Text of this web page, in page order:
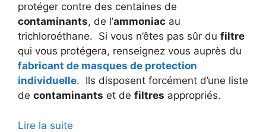
protéger contre des centaines de
contaminants, de l’ammoniac au
trichloroéthane. Si vous n’êtes pas sûr du filtre
qui vous protégera, renseignez vous auprès du
fabricant de masques de protection
individuelle. Ils disposent forcément d’une liste
de contaminants et de filtres appropriés.
Lire la suite